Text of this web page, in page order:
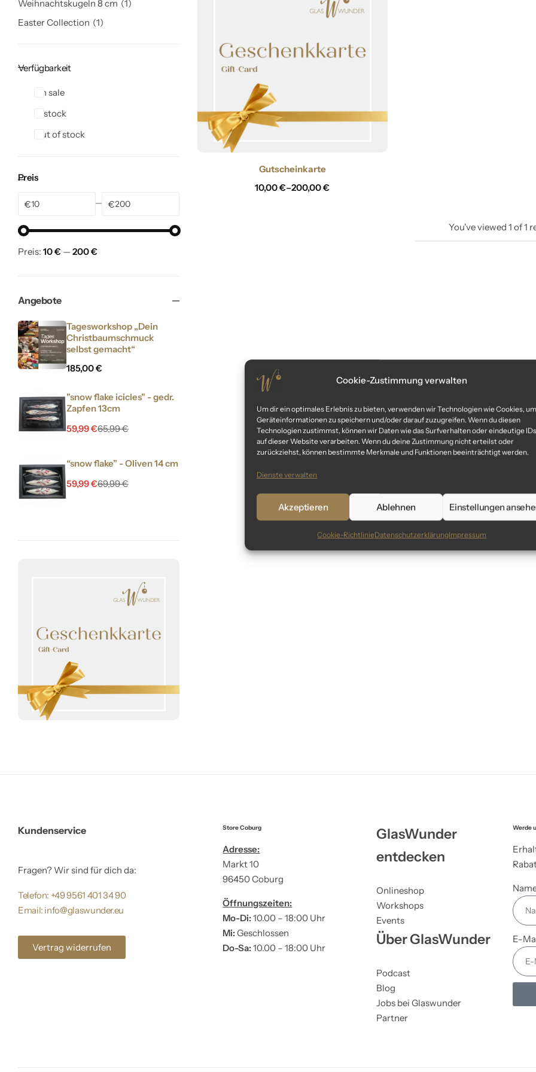
Cookie-Zustimmung verwalten
Um dir ein optimales Erlebnis zu bieten, verwenden wir Technologien wie Cookies, um
Geräteinformationen zu speichern und/oder darauf zuzugreifen. Wenn du diesen
Technologien zustimmst, können wir Daten wie das Surfverhalten oder eindeutige IDs
auf dieser Website verarbeiten. Wenn du deine Zustimmung nicht erteilst oder
zurückziehst, können bestimmte Merkmale und Funktionen beeinträchtigt werden.
Dienste verwalten
Akzeptieren Ablehnen Einstellungen
Cookie-RichtlinieDatenschutzerklärungImpressum
Gutscheinkarte
10,00€–200,00€
You've viewed 1 of1
Weihnachtskugeln 8 cm
1
Easter Collection
1
Verfügbarkeit
On sale
In stock
Out of stock
Preis
€ €
Preis: 10 € — 200 €
Angebote
Tagesworkshop „Dein
Christbaumschmuck
selbst gemacht“
185,00€
"snow flake icicles" - gedr.
Zapfen 13cm
65,99€
59,99€
“snow flake” - Oliven 14 cm
69,99€
59,99€
Kundenservice
Fragen? Wir sind für dich da:
Telefon: +49 9561 401 34 90
Email: info@glaswunder.eu
Vertrag widerrufen
Store Coburg
Adresse:
Markt 10
96450 Coburg
Öffnungszeiten:
Mo-Di:10.00 – 18:00 Uhr
Mi:Geschlossen
Do-Sa:10.00 – 18:00 Uhr
GlasWunder
entdecken
Onlineshop
Workshops
Events
Über GlasWunder
Podcast
Blog
Jobs bei Glaswunder
Partner
Werde
E-